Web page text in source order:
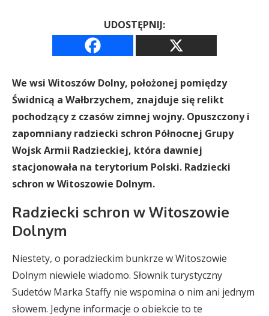
UDOSTĘPNIJ:
We wsi Witoszów Dolny, położonej pomiędzy
Świdnicą a Wałbrzychem, znajduje się relikt
pochodzący z czasów zimnej wojny. Opuszczony i
zapomniany radziecki schron Północnej Grupy
Wojsk Armii Radzieckiej, która dawniej
stacjonowała na terytorium Polski. Radziecki
schron w Witoszowie Dolnym.
Radziecki schron w Witoszowie
Dolnym
Niestety, o poradzieckim bunkrze w Witoszowie
Dolnym niewiele wiadomo. Słownik turystyczny
Sudetów Marka Staffy nie wspomina o nim ani jednym
słowem. Jedyne informacje o obiekcie to te